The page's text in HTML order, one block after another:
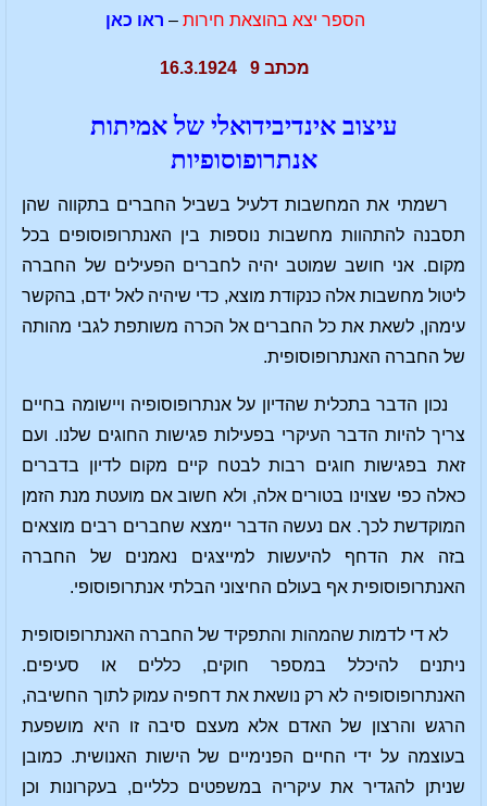
הספר יצא בהוצאת חירות – ראו כאן
מכתב 9 16.3.1924
עיצוב אינדיבידואלי של אמיתות
אנתרופוסופיות
רשמתי את המחשבות דלעיל בשביל החברים בתקווה שהן
תסבנה להתהוות מחשבות נוספות בין האנתרופוסופים בכל
מקום. אני חושב שמוטב יהיה לחברים הפעילים של החברה
ליטול מחשבות אלה כנקודת מוצא, כדי שיהיה לאל ידם, בהקשר
עימהן, לשאת את כל החברים אל הכרה משותפת לגבי מהותה
של החברה האנתרופוסופית.
נכון הדבר בתכלית שהדיון על אנתרופוסופיה ויישומה בחיים
צריך להיות הדבר העיקרי בפעילות פגישות החוגים שלנו. ועם
זאת בפגישות חוגים רבות לבטח קיים מקום לדיון בדברים
כאלה כפי שצוינו בטורים אלה, ולא חשוב אם מועטת מנת הזמן
המוקדשת לכך. אם נעשה הדבר יימצא שחברים רבים מוצאים
בזה את הדחף להיעשות למייצגים נאמנים של החברה
האנתרופוסופית אף בעולם החיצוני הבלתי אנתרופוסופי.
לא די לדמות שהמהות והתפקיד של החברה האנתרופוסופית
ניתנים להיכלל במספר חוקים, כללים או סעיפים.
האנתרופוסופיה לא רק נושאת את דחפיה עמוק לתוך החשיבה,
הרגש והרצון של האדם אלא מעצם סיבה זו היא מושפעת
בעוצמה על ידי החיים הפנימיים של הישות האנושית. כמובן
שניתן להגדיר את עיקריה במשפטים כלליים, בעקרונות וכן